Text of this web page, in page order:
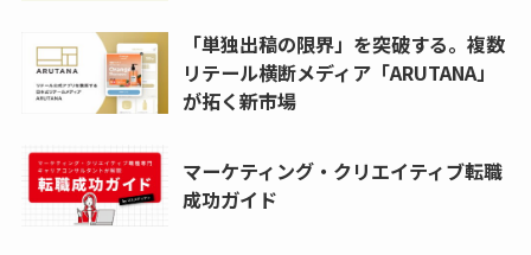
「単独出稿の限界」を突破する。複数
リテール横断メディア「ARUTANA」
が拓く新市場
マーケティング・クリエイティブ転職
成功ガイド